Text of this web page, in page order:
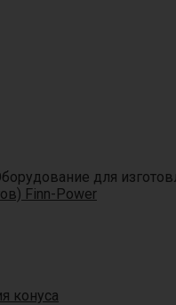
для
Finn-Power
конуса